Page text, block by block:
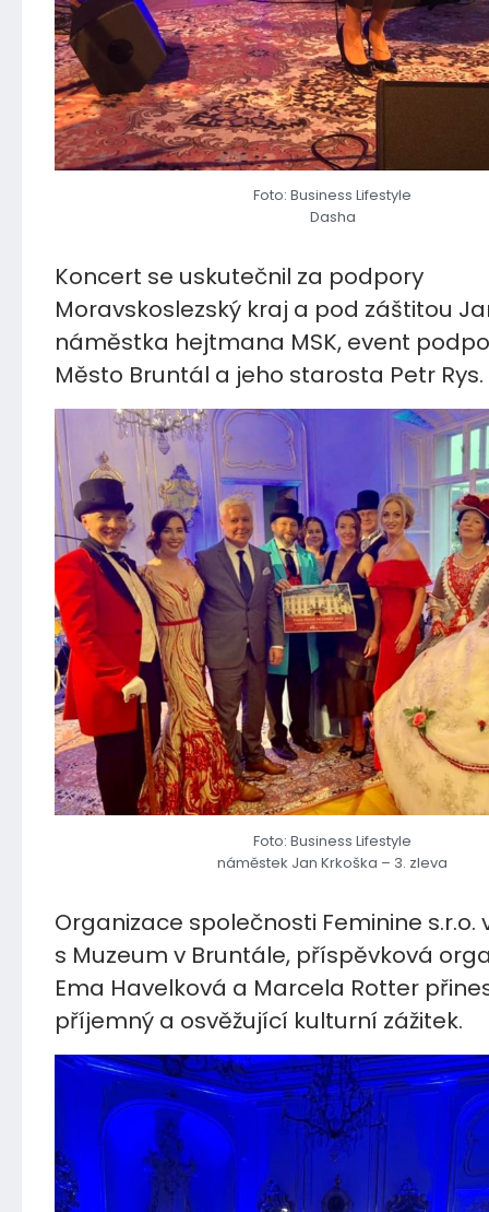
Foto: Business Lifestyle
Dasha
Koncert se uskutečnil za podpory
Moravskoslezský kraj a pod záštitou
náměstka hejtmana MSK, event
Město Bruntál a jeho starosta Petr Rys.
Foto: Business Lifestyle
náměstek Jan Krkoška – 3. zleva
Organizace společnosti Feminine
s Muzeum v Bruntále, příspěvková
Ema Havelková a Marcela Rotter
příjemný a osvěžující kulturní zážitek.